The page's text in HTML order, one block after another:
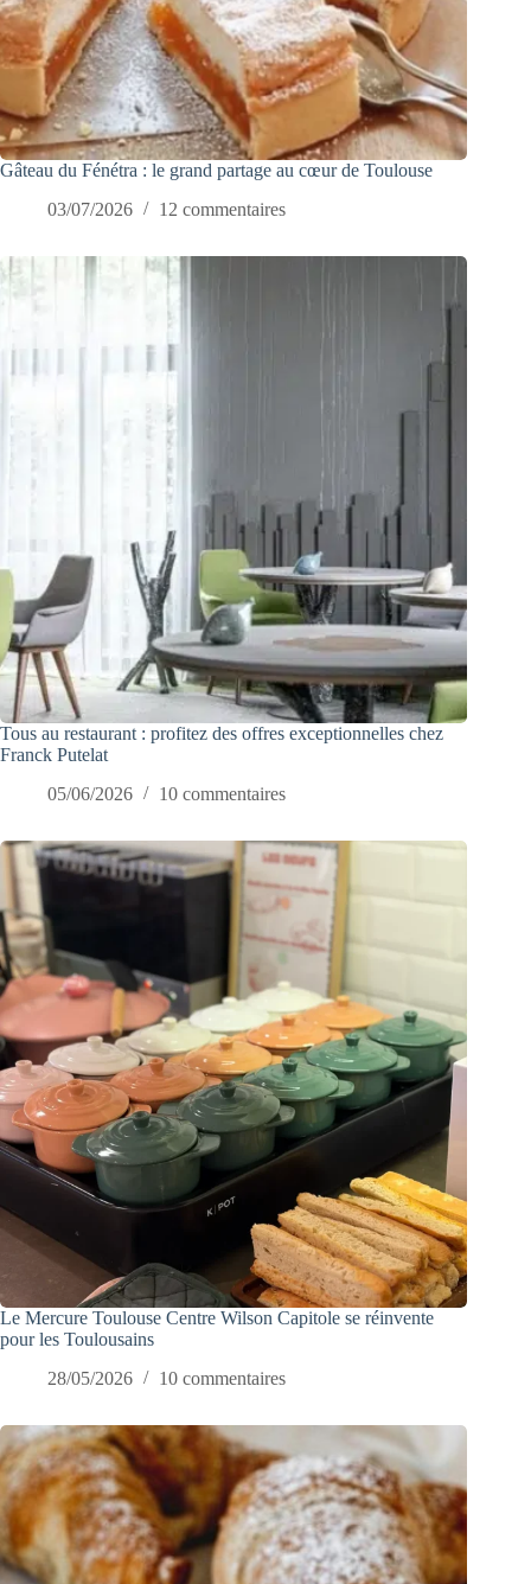
Gâteau du Fénétra : le grand partage au cœur de Toulouse
03/07/2026
12 commentaires
Tous au restaurant : profitez des offres exceptionnelles chez
Franck Putelat
05/06/2026
10 commentaires
Le Mercure Toulouse Centre Wilson Capitole se réinvente
pour les Toulousains
28/05/2026
10 commentaires